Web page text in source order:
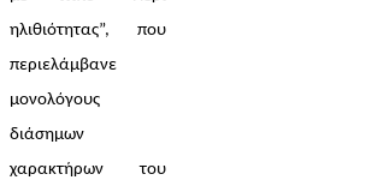
ηλιθιότητας”, που
περιελάμβανε
μονολόγους
διάσημων
χαρακτήρων του